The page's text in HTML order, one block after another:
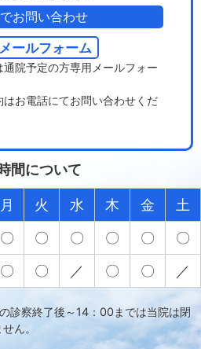
お問い合わせ
ールフォーム
院予定の方専用メールフォー
お電話にてお問い合わせくだ
間について
月 火 水 木 金
土
〇 〇 〇 〇 〇
〇
〇 〇 ／ 〇 〇 ／
診察終了後～14：00までは当院は閉
ん。